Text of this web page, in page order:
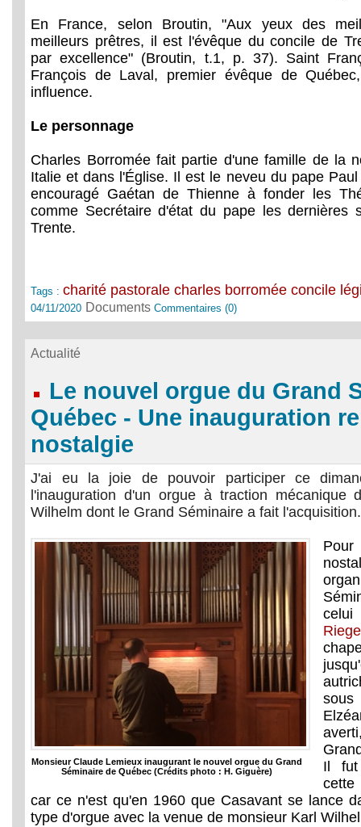
En France, selon Broutin, "Aux yeux des
meilleurs prêtres, il est l'évêque du concile de
par excellence" (Broutin, t.1, p. 37). Saint
François de Laval, premier évêque de
influence.
Le personnage
Charles Borromée fait partie d'une famille de la
Italie et dans l'Église. Il est le neveu du pape
encouragé Gaétan de Thienne à fonder les
comme Secrétaire d'état du pape les dernières
Trente.
Tags :charité pastorale charles borromée concile
04/11/2020 DocumentsCommentaires (0)
Actualité
Le nouvel orgue du Grand
Québec - Une inauguration
nostalgie
J'ai eu la joie de pouvoir participer ce
l'inauguration d'un orgue à traction mécanique
Wilhelm dont le Grand Séminaire a fait l'acquisition.
Monsieur Claude Lemieux inaugurant le nouvel orgue du Grand
Séminaire de Québec (Crédits photo : H. Giguère)
Pour
celui
Il fut
cette
car ce n'est qu'en 1960 que Casavant se lance
type d'orgue avec la venue de monsieur Karl